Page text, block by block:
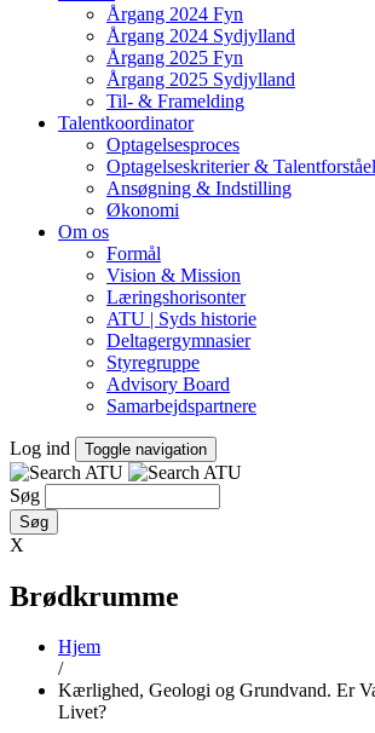
Årgang 2024 Fyn
Årgang 2024 Sydjylland
Årgang 2025 Fyn
Årgang 2025 Sydjylland
Til- & Framelding
Talentkoordinator
Optagelsesproces
Optagelseskriterier &
Ansøgning & Indstilling
Økonomi
Om os
Formål
Vision & Mission
Læringshorisonter
ATU | Syds historie
Deltagergymnasier
Styregruppe
Advisory Board
Samarbejdspartnere
Log ind Toggle navigation
Søg
X
Brødkrumme
Hjem
/
Kærlighed, Geologi og Grundvand. Er
Livet?